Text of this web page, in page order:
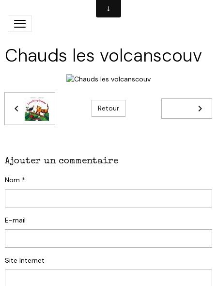
Chauds les volcanscouv
Retour
Ajouter un commentaire
Nom
E-mail
Site Internet